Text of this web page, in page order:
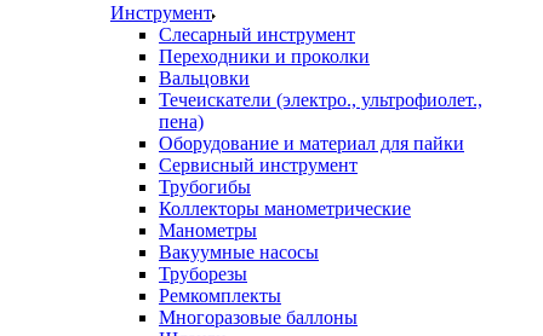
Инструмент
Слесарный инструмент
Переходники и проколки
Вальцовки
Течеискатели (электро., ультрофиолет.,
пена)
Оборудование и материал для пайки
Сервисный инструмент
Трубогибы
Коллекторы манометрические
Манометры
Вакуумные насосы
Труборезы
Ремкомплекты
Многоразовые баллоны